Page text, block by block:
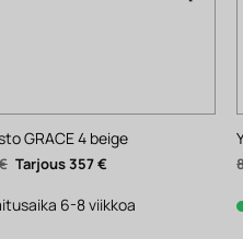
GRACE 4 beige
Alkuperäinen
hinta
457 €.
357€Nykyinen
hinta
357 €.
6-8 viikkoa